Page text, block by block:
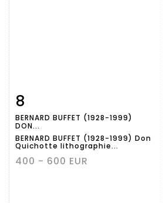
détaillée
8
BERNARD BUFFET (1928-1999)
DON...
BERNARD BUFFET (1928-1999) Don
Quichotte lithographie...
400 - 600 EUR